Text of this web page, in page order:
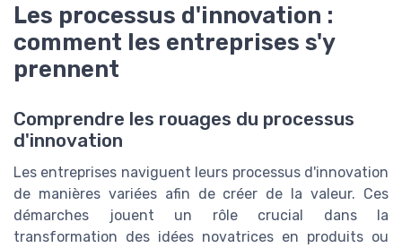
Les processus d'innovation :
comment les entreprises s'y
prennent
Comprendre les rouages du processus
d'innovation
Les entreprises naviguent leurs processus d'innovation
de manières variées afin de créer de la valeur. Ces
démarches jouent un rôle crucial dans la
transformation des idées novatrices en produits ou